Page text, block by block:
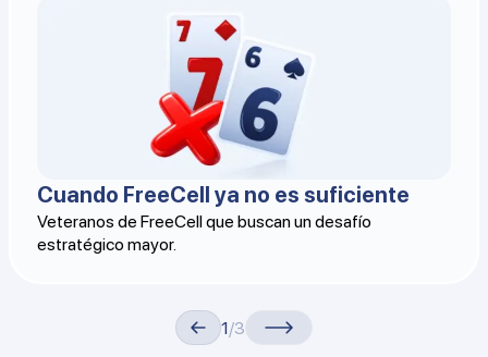
Cuando FreeCell ya no es suficiente
Veteranos de FreeCell que buscan un desafío
estratégico mayor.
1/3